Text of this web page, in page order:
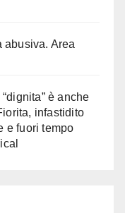
abusiva. Area
è anche
infastidito
e fuori tempo